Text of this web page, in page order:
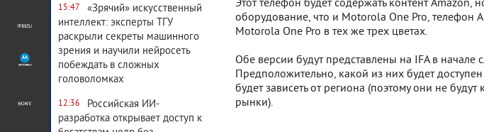
15:47
«Зрячий» искусственный
интеллект: эксперты ТГУ
раскрыли секреты машинного
зрения и научили нейросеть
побеждать в сложных
головоломках
12:36
Российская ИИ-
разработка открывает доступ к
Этот телефон будет содержать контент Amazon,
оборудование, что и Motorola One Pro, телефон
Motorola One Pro в тех же трех цветах.
Обе версии будут представлены на IFA в начале
Предположительно, какой из них будет
будет зависеть от региона (поэтому они не
рынки).